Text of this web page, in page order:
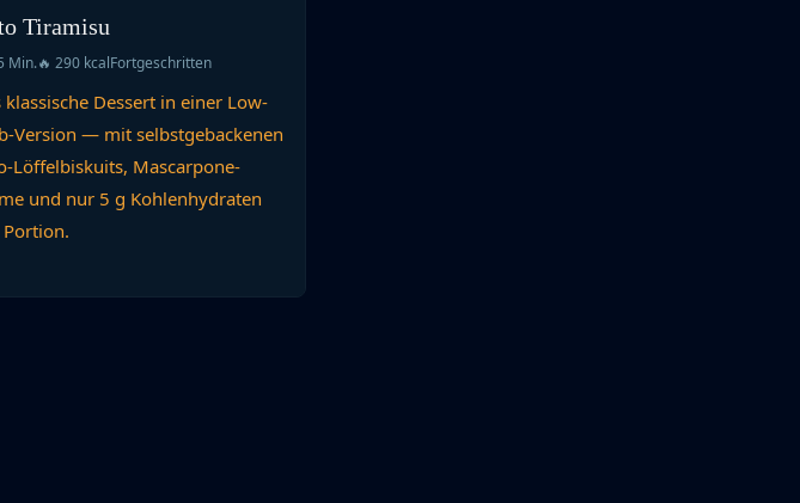
Tiramisu
Min.🔥 290 kcalFortgeschritten
klassische Dessert in einer Low-
Version — mit selbstgebackenen
Löffelbiskuits, Mascarpone-
und nur 5 g Kohlenhydraten